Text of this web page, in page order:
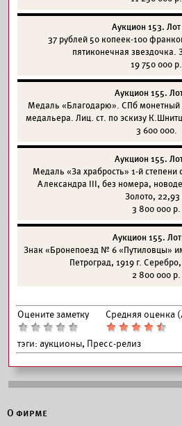
Аукцион 153.
37 рублей 50 копеек-100
пятиконечная звездочка.
19 750 000 р.
Аукцион 155.
Медаль «Благодарю». СПб монетный
медальера. Лиц. ст. по эскизу
3 600 000.
Аукцион 155.
Медаль «За храбрость» 1-й степени
Александра III, без номера,
Золото, 22,93
3 800 000 р.
Аукцион 155.
Знак «Бронепоезд № 6 «Путиловцы»
Петроград, 1919 г.
2 800 000 р.
Оцените заметку Средняя оценка (
тэги: аукционы, Пресс-релиз
О фирме